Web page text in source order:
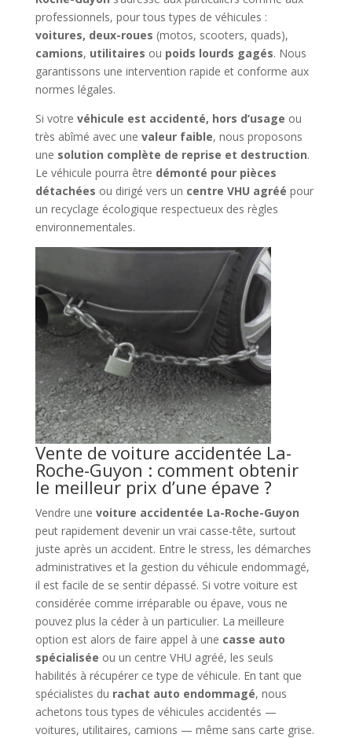
professionnels, pour tous types de véhicules :
voitures, deux-roues (motos, scooters, quads),
camions, utilitaires ou poids lourds gagés. Nous
garantissons une intervention rapide et conforme aux
normes légales.
Si votre véhicule est accidenté, hors d’usage ou
très abîmé avec une valeur faible, nous proposons
une solution complète de reprise et destruction.
Le véhicule pourra être démonté pour pièces
détachées ou dirigé vers un centre VHU agréé pour
un recyclage écologique respectueux des règles
environnementales.
Vente de voiture accidentée La-
Roche-Guyon : comment obtenir
le meilleur prix d’une épave ?
Vendre une voiture accidentée La-Roche-Guyon
peut rapidement devenir un vrai casse-tête, surtout
juste après un accident. Entre le stress, les démarches
administratives et la gestion du véhicule endommagé,
il est facile de se sentir dépassé. Si votre voiture est
considérée comme irréparable ou épave, vous ne
pouvez plus la céder à un particulier. La meilleure
option est alors de faire appel à une casse auto
spécialisée ou un centre VHU agréé, les seuls
habilités à récupérer ce type de véhicule. En tant que
spécialistes du rachat auto endommagé, nous
achetons tous types de véhicules accidentés —
voitures, utilitaires, camions — même sans carte grise.